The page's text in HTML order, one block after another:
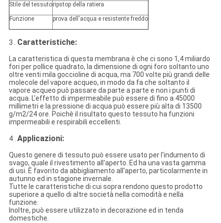
Stile del tessutoripstop della ratiera
Funzione prova dell'acqua e resistente freddo
3 . Caratteristiche:
La caratteristica di questa membrana è che ci sono 1,4 miliardo
fori per pollice quadrato, la dimensione di ogni foro soltanto uno
oltre venti mila goccioline di acqua, ma 700 volte più grandi delle
molecole del vapore acqueo, in modo da fa che soltanto il
vapore acqueo può passare da parte a parte e non i punti di
acqua. L'effetto di impermeabile può essere di fino a 45000
millimetri e la pressione di acqua può essere più alta di 13500
g/m2/24 ore. Poichè il risultato questo tessuto ha funzioni
impermeabili e respirabili eccellenti.
4 . Applicazioni:
Questo genere di tessuto può essere usato per l'indumento di
svago, quale il rivestimento all'aperto. Ed ha una vasta gamma
di usi. È favorito da abbigliamento all'aperto, particolarmente in
autunno ed in stagione invernale.
Tutte le caratteristiche di cui sopra rendono questo prodotto
superiore a quello di altre società nella comodità e nella
funzione.
Inoltre, può essere utilizzato in decorazione ed in tenda
domestiche.